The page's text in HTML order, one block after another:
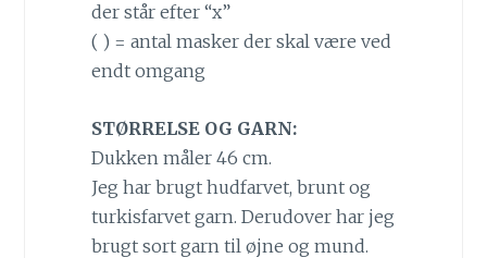
der står efter “x”
( ) = antal masker der skal være ved
endt omgang
STØRRELSE OG GARN:
Dukken måler 46 cm.
Jeg har brugt hudfarvet, brunt og
turkisfarvet garn. Derudover har jeg
brugt sort garn til øjne og mund.